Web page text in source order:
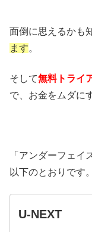
面倒に思えるかも
ます。
そして無料トライ
で、お金をムダに
「アンダーフェイ
以下のとおりです。
U-NEXT